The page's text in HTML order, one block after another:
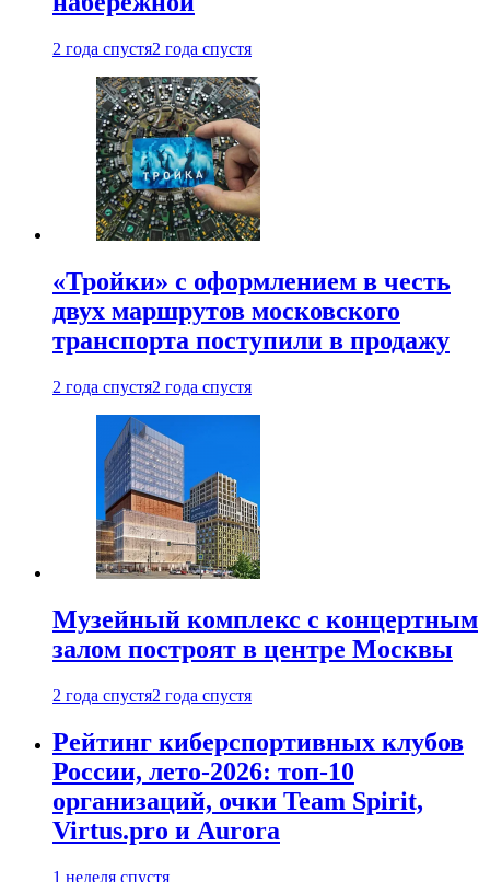
2 года спустя2 года спустя
«Тройки» с оформлением в честь
двух маршрутов московского
транспорта поступили в продажу
2 года спустя2 года спустя
Музейный комплекс с концертным
залом построят в центре Москвы
2 года спустя2 года спустя
Рейтинг киберспортивных клубов
России, лето-2026: топ-10
организаций, очки Team Spirit,
Virtus.pro и Aurora
1 неделя спустя